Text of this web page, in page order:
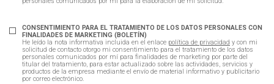
CONSENTIMIENTO PARA EL TRATAMIENTO DE LOS DATOS PERSONALES CON
FINALIDADES DE MARKETING (BOLETÍN)
He leído la nota informativa incluida en el enlace política de privacidad y con mi
solicitud de contacto otorgo mi consentimiento para el tratamiento de los datos
personales comunicados por mí para finalidades de marketing por parte del
titular del tratamiento, para estar actualizado sobre las actividades, servicios y
productos de la empresa mediante el envío de material informativo y publicitario
por correo electrónico.